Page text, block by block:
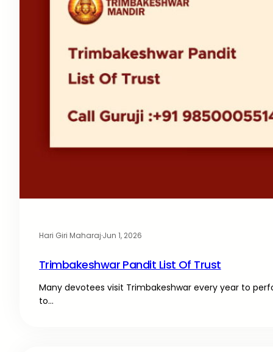
Hari Giri Maharaj·Jun 1, 2026
Trimbakeshwar Pandit List Of Trust
Many devotees visit Trimbakeshwar every year to
to…